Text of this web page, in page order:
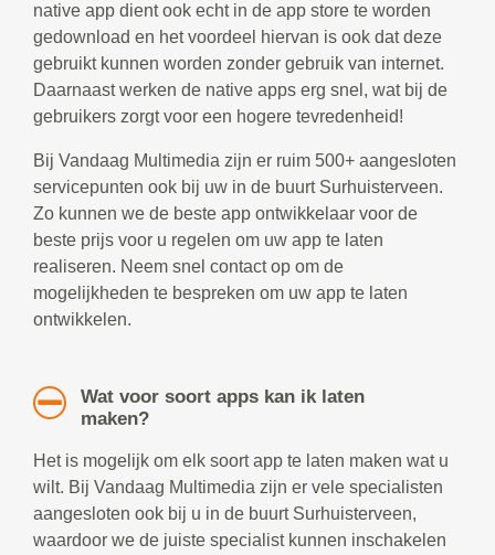
native app dient ook echt in de app store te worden
gedownload en het voordeel hiervan is ook dat deze
gebruikt kunnen worden zonder gebruik van internet.
Daarnaast werken de native apps erg snel, wat bij de
gebruikers zorgt voor een hogere tevredenheid!
Bij Vandaag Multimedia zijn er ruim 500+ aangesloten
servicepunten ook bij uw in de buurt Surhuisterveen.
Zo kunnen we de beste app ontwikkelaar voor de
beste prijs voor u regelen om uw app te laten
realiseren. Neem snel contact op om de
mogelijkheden te bespreken om uw app te laten
ontwikkelen.
Wat voor soort apps kan ik laten
maken?
Het is mogelijk om elk soort app te laten maken wat u
wilt. Bij Vandaag Multimedia zijn er vele specialisten
aangesloten ook bij u in de buurt Surhuisterveen,
waardoor we de juiste specialist kunnen inschakelen